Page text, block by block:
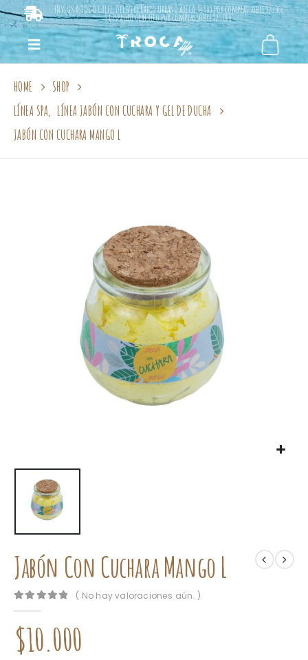
ENVÍOS A TODO CHILE. Delivery Radio URBANO ARICA: $1.500 por compras sobre $20.000
y despacho gratuito por compras sobre $25.000.
HOME
SHOP
LÍNEA SPA, LÍNEA JABÓN CON CUCHARA Y GEL DE DUCHA
JABÓN CON CUCHARA MANGO L
Jabón Con Cuchara Mango L
( No hay valoraciones aún. )
$10.000